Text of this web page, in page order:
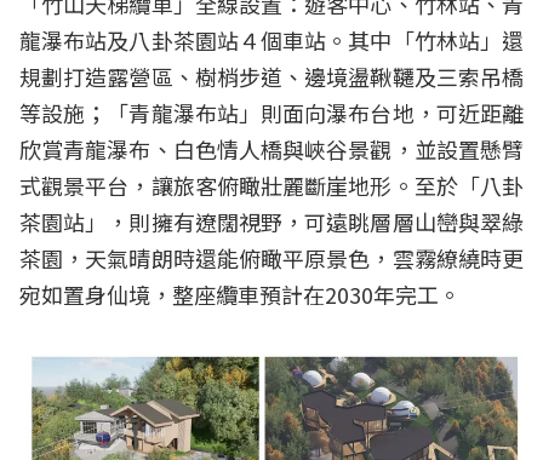
龍瀑布站及八卦茶園站４個車站。其中「竹林站」還
規劃打造露營區、樹梢步道、邊境盪鞦韆及三索吊橋
等設施；「青龍瀑布站」則面向瀑布台地，可近距離
欣賞青龍瀑布、白色情人橋與峽谷景觀，並設置懸臂
式觀景平台，讓旅客俯瞰壯麗斷崖地形。至於「八卦
茶園站」，則擁有遼闊視野，可遠眺層層山巒與翠綠
茶園，天氣晴朗時還能俯瞰平原景色，雲霧繚繞時更
宛如置身仙境，整座纜車預計在2030年完工。